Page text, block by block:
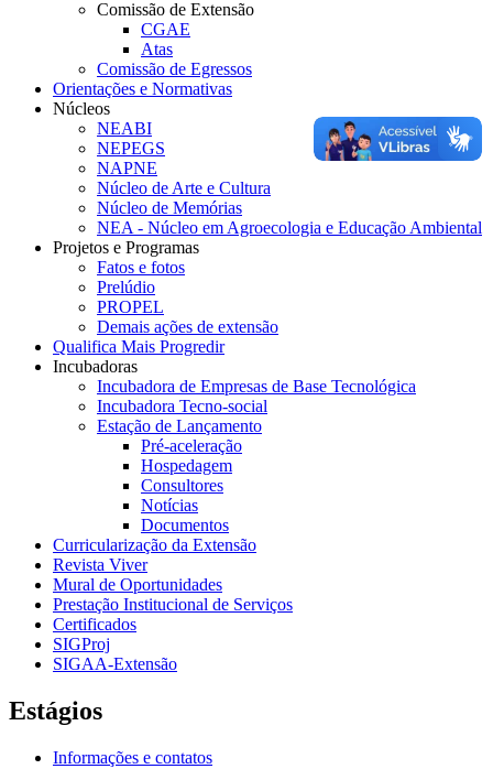
Comissão de Extensão
CGAE
Atas
Comissão de Egressos
Orientações e Normativas
Núcleos
NEABI
NEPEGS
NAPNE
Núcleo de Arte e Cultura
Núcleo de Memórias
NEA - Núcleo em Agroecologia e Educação Ambiental
Projetos e Programas
Fatos e fotos
Prelúdio
PROPEL
Demais ações de extensão
Qualifica Mais Progredir
Incubadoras
Incubadora de Empresas de Base Tecnológica
Incubadora Tecno-social
Estação de Lançamento
Pré-aceleração
Hospedagem
Consultores
Notícias
Documentos
Curricularização da Extensão
Revista Viver
Mural de Oportunidades
Prestação Institucional de Serviços
Certificados
SIGProj
SIGAA-Extensão
Estágios
Informações e contatos